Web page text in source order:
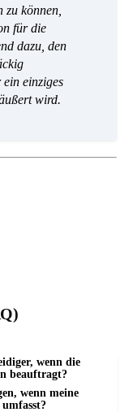
zu können,
für die
dazu, den
einziges
wird.
wenn die
beauftragt?
wenn meine